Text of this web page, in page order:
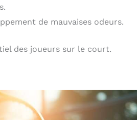
de mauvaises odeurs.
des joueurs sur le court.